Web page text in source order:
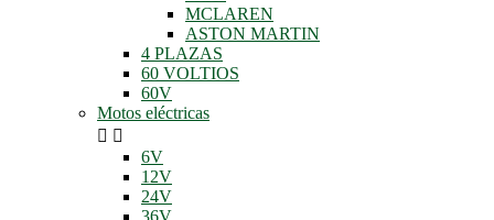
MCLAREN
ASTON MARTIN
4 PLAZAS
60 VOLTIOS
60V
Motos eléctricas
 
6V
12V
24V
36V